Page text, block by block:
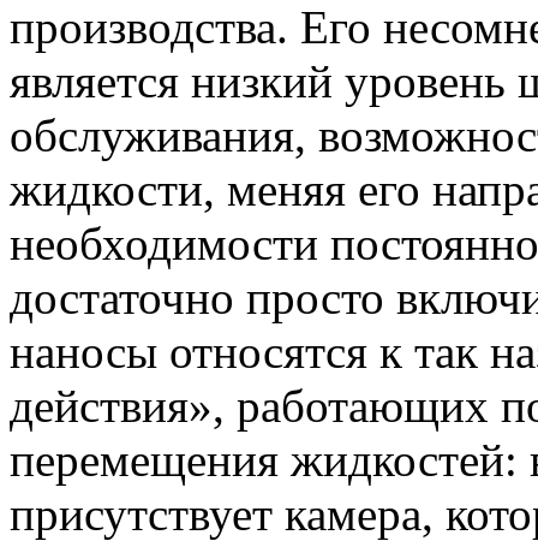
производства. Его
является низкий
обслуживания,
жидкости, меняя его
необходимости
достаточно просто
наносы относятся к так
действия», работающих
перемещения жидкостей:
присутствует камера,